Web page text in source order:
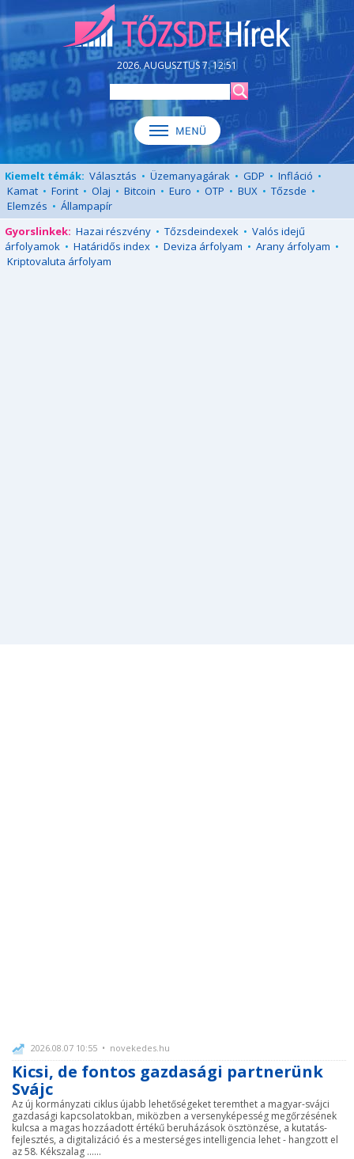
2026. AUGUSZTUS 7. 12:51
Kiemelt témák: Választás • Üzemanyagárak • GDP • Infláció •
Kamat • Forint • Olaj • Bitcoin • Euro • OTP • BUX • Tőzsde •
Elemzés • Állampapír
Gyorslinkek: Hazai részvény • Tőzsdeindexek • Valós idejű
árfolyamok • Határidős index • Deviza árfolyam • Arany árfolyam •
Kriptovaluta árfolyam
2026.08.07 10:55 • novekedes.hu
Kicsi, de fontos gazdasági partnerünk
Svájc
Az új kormányzati ciklus újabb lehetőségeket teremthet a magyar-svájci
gazdasági kapcsolatokban, miközben a versenyképesség megőrzésének
kulcsa a magas hozzáadott értékű beruházások ösztönzése, a kutatás-
fejlesztés, a digitalizáció és a mesterséges intelligencia lehet - hangzott el
az 58. Kékszalag ......